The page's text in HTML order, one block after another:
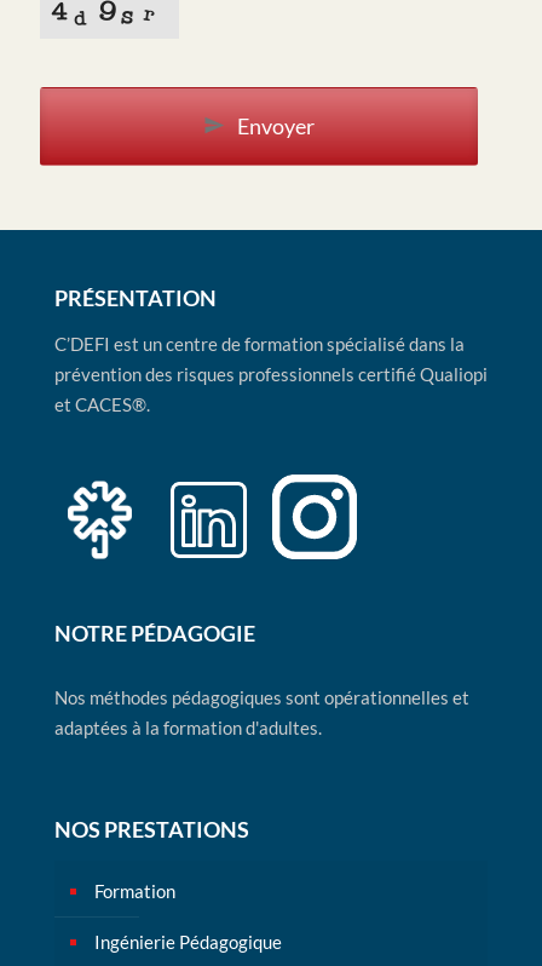
Envoyer
PRÉSENTATION
C’DEFI est un centre de formation spécialisé dans la
prévention des risques professionnels certifié Qualiopi
et CACES®.
NOTRE PÉDAGOGIE
Nos méthodes pédagogiques sont opérationnelles et
adaptées à la formation d'adultes.
NOS PRESTATIONS
Formation
Ingénierie Pédagogique